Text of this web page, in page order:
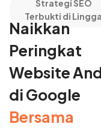
Strategi SEO
Terbukti di Lingga
Naikkan
Peringkat
Website
di Google
Bersama